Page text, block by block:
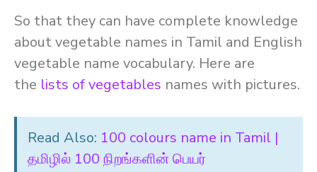
So that they can have complete knowledge
about vegetable names in Tamil and English
vegetable name vocabulary. Here are
the lists of vegetables names with pictures.
Read Also: 100 colours name in Tamil |
தமிழில் 100 நிறங்களின் பெயர்